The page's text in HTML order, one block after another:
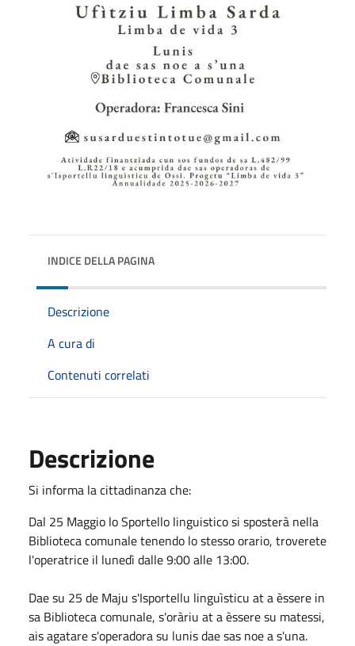
INDICE DELLA PAGINA
Descrizione
A cura di
Contenuti correlati
Descrizione
Si informa la cittadinanza che:
Dal 25 Maggio lo Sportello linguistico si sposterà nella
Biblioteca comunale tenendo lo stesso orario, troverete
l'operatrice il lunedì dalle 9:00 alle 13:00.
Dae su 25 de Maju s'Isportellu linguìsticu at a èssere in
sa Biblioteca comunale, s'oràriu at a èssere su matessi,
ais agatare s'operadora su lunis dae sas noe a s'una.